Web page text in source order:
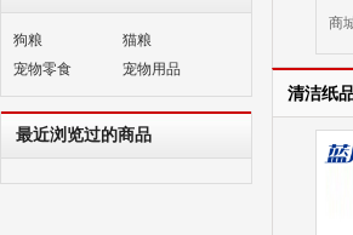
狗粮
猫粮
宠物零食
宠物用品
最近浏览过的商品
商
清洁纸